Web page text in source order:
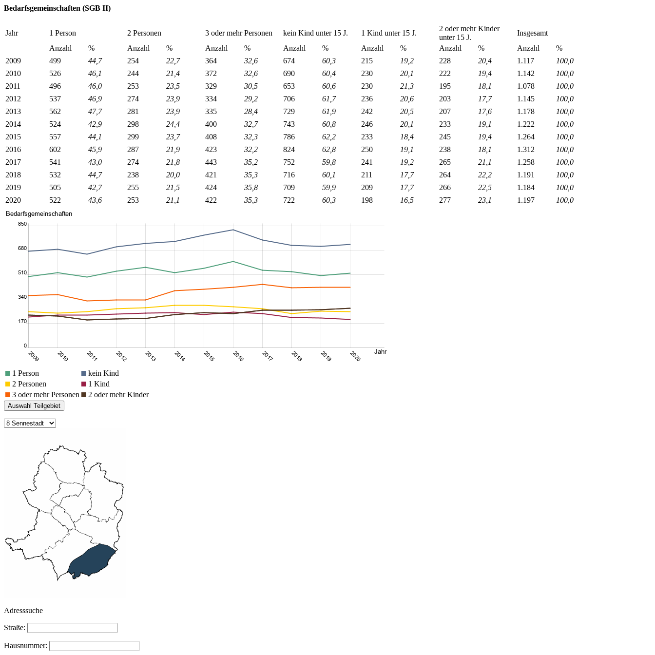
Bedarfsgemeinschaften (SGB II)
Jahr 1 Person 2 Personen 3 oder mehr Personen kein Kind unter 15 J. 1 Kind unter 15 J.
2 oder mehr Kinder
unter 15 J.
Insgesamt
Anzahl
% Anzahl % Anzahl % Anzahl % Anzahl % Anzahl % Anzahl
%
2009
499 44,7 254 22,7 364 32,6 674 60,3 215 19,2 228 20,4 1.117
100,0
2010
526 46,1 244 21,4 372 32,6 690 60,4 230 20,1 222 19,4 1.142
100,0
2011
496 46,0 253 23,5 329 30,5 653 60,6 230 21,3 195 18,1 1.078
100,0
2012
537 46,9 274 23,9 334 29,2 706 61,7 236 20,6 203 17,7 1.145
100,0
2013
562 47,7 281 23,9 335 28,4 729 61,9 242 20,5 207 17,6 1.178
100,0
2014
524 42,9 298 24,4 400 32,7 743 60,8 246 20,1 233 19,1 1.222
100,0
2015
557 44,1 299 23,7 408 32,3 786 62,2 233 18,4 245 19,4 1.264
100,0
2016
602 45,9 287 21,9 423 32,2 824 62,8 250 19,1 238 18,1 1.312
100,0
2017
541 43,0 274 21,8 443 35,2 752 59,8 241 19,2 265 21,1 1.258
100,0
2018
532 44,7 238 20,0 421 35,3 716 60,1 211 17,7 264 22,2 1.191
100,0
2019
505 42,7 255 21,5 424 35,8 709 59,9 209 17,7 266 22,5 1.184
100,0
2020
522 43,6 253 21,1 422 35,3 722 60,3 198 16,5 277 23,1 1.197 100,0
1 Person
kein Kind
2 Personen
1 Kind
3 oder mehr Personen
2 oder mehr Kinder
Adresssuche
Straße:
Hausnummer: